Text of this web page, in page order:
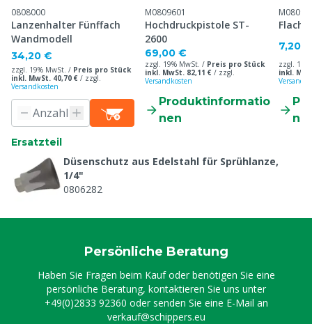
0808000
Lanzenhalter Fünffach
Wandmodell
34,20 €
zzgl. 19% MwSt. / Preis pro Stück
inkl. MwSt. 40,70 € / zzgl.
Versandkosten
M0809601
Hochdruckpistole ST-
2600
69,00 €
zzgl. 19% MwSt. / Preis pro Stück
inkl. MwSt. 82,11 € / zzgl.
Versandkosten
Produktinformatio
nen
7,20 €
zzgl.
inkl.
Ersatzteil
Düsenschutz aus Edelstahl für Sprühlanze,
1/4"
0806282
Persönliche Beratung
Haben Sie Fragen beim Kauf oder benötigen Sie eine
persönliche Beratung, kontaktieren Sie uns unter
+49(0)2833 92360 oder senden Sie eine E-Mail an
verkauf@schippers.eu